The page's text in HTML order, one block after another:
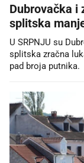
Dubrovačka i
splitska
U SRPNJU su
splitska zračna
pad broja putnika.